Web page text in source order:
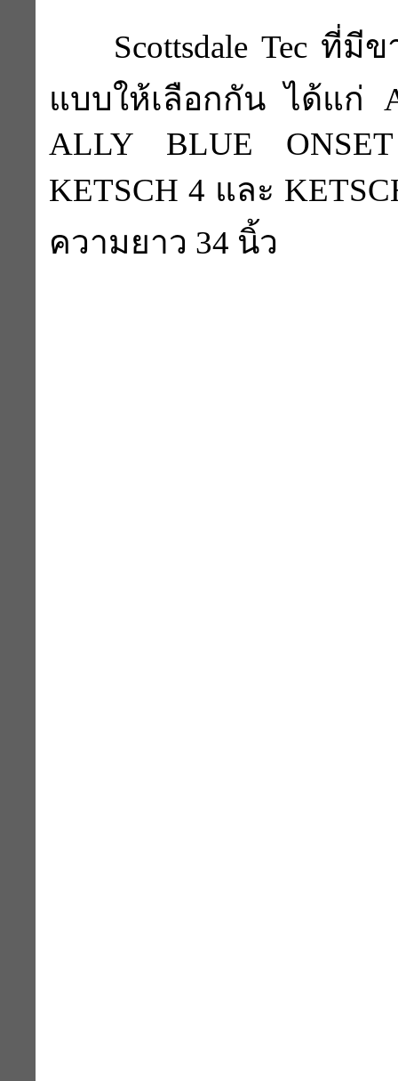
Scottsdale Tec ที่มี
แบบให้เลือกกัน ได้แก่
ALLY BLUE
KETSCH 4 และ
ความยาว 34 นิ้ว